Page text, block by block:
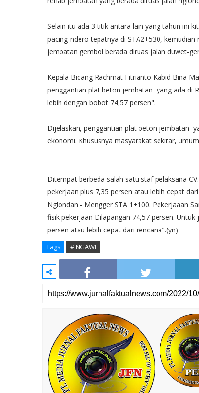
Selain itu ada 3 titik antara lain yang tahun ini
pacing-ndero tepatnya di STA2+530,
jembatan gembol berada diruas jalan duwet-
Kepala Bidang Rachmat Fitrianto Kabid Bina
penggantian plat beton jembatan yang ada di
lebih dengan bobot 74,57 persen".
Dijelaskan, penggantian plat beton jembatan
ekonomi. Khususnya masyarakat sekitar,
Ditempat berbeda salah satu staf pelaksana
pekerjaan plus 7,35 persen atau lebih cepat
Nglondan - Mengger STA 1+100. Pekerjaaan
fisik pekerjaan Dilapangan 74,57 persen.
persen atau lebih cepat dari rencana".(yn)
Tags # NGAWI